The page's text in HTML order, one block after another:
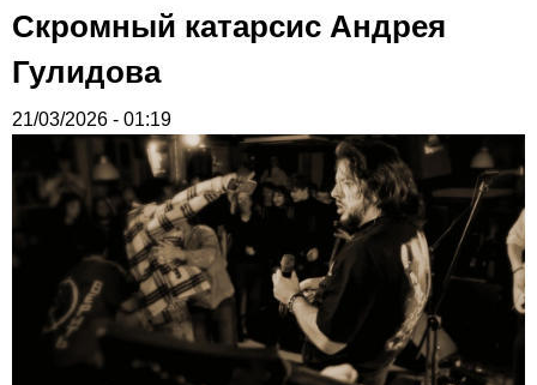
Скромный катарсис Андрея
Гулидова
21/03/2026 - 01:19